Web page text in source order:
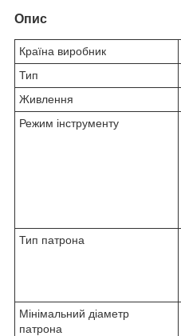
Опис
Країна виробник
Тип
Живлення
Режим інструменту
Тип патрона
Мінімальний діаметр
патрона